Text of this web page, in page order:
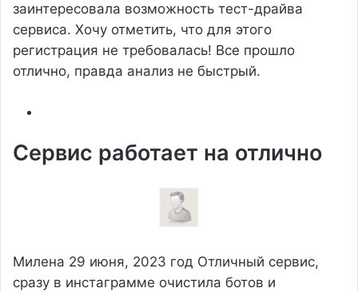
заинтересовала возможность тест-драйва
сервиса. Хочу отметить, что для этого
регистрация не требовалась! Все прошло
отлично, правда анализ не быстрый.
Сервис работает на отлично
Милена 29 июня, 2023 год Отличный сервис,
сразу в инстаграмме очистила ботов и